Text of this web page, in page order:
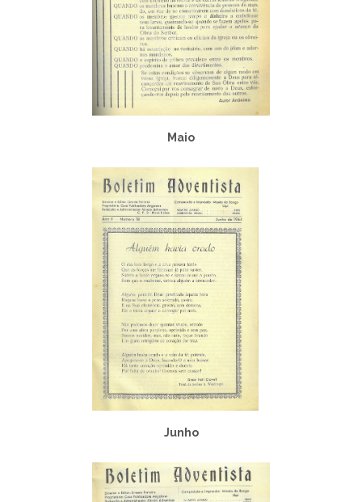
Maio
Junho